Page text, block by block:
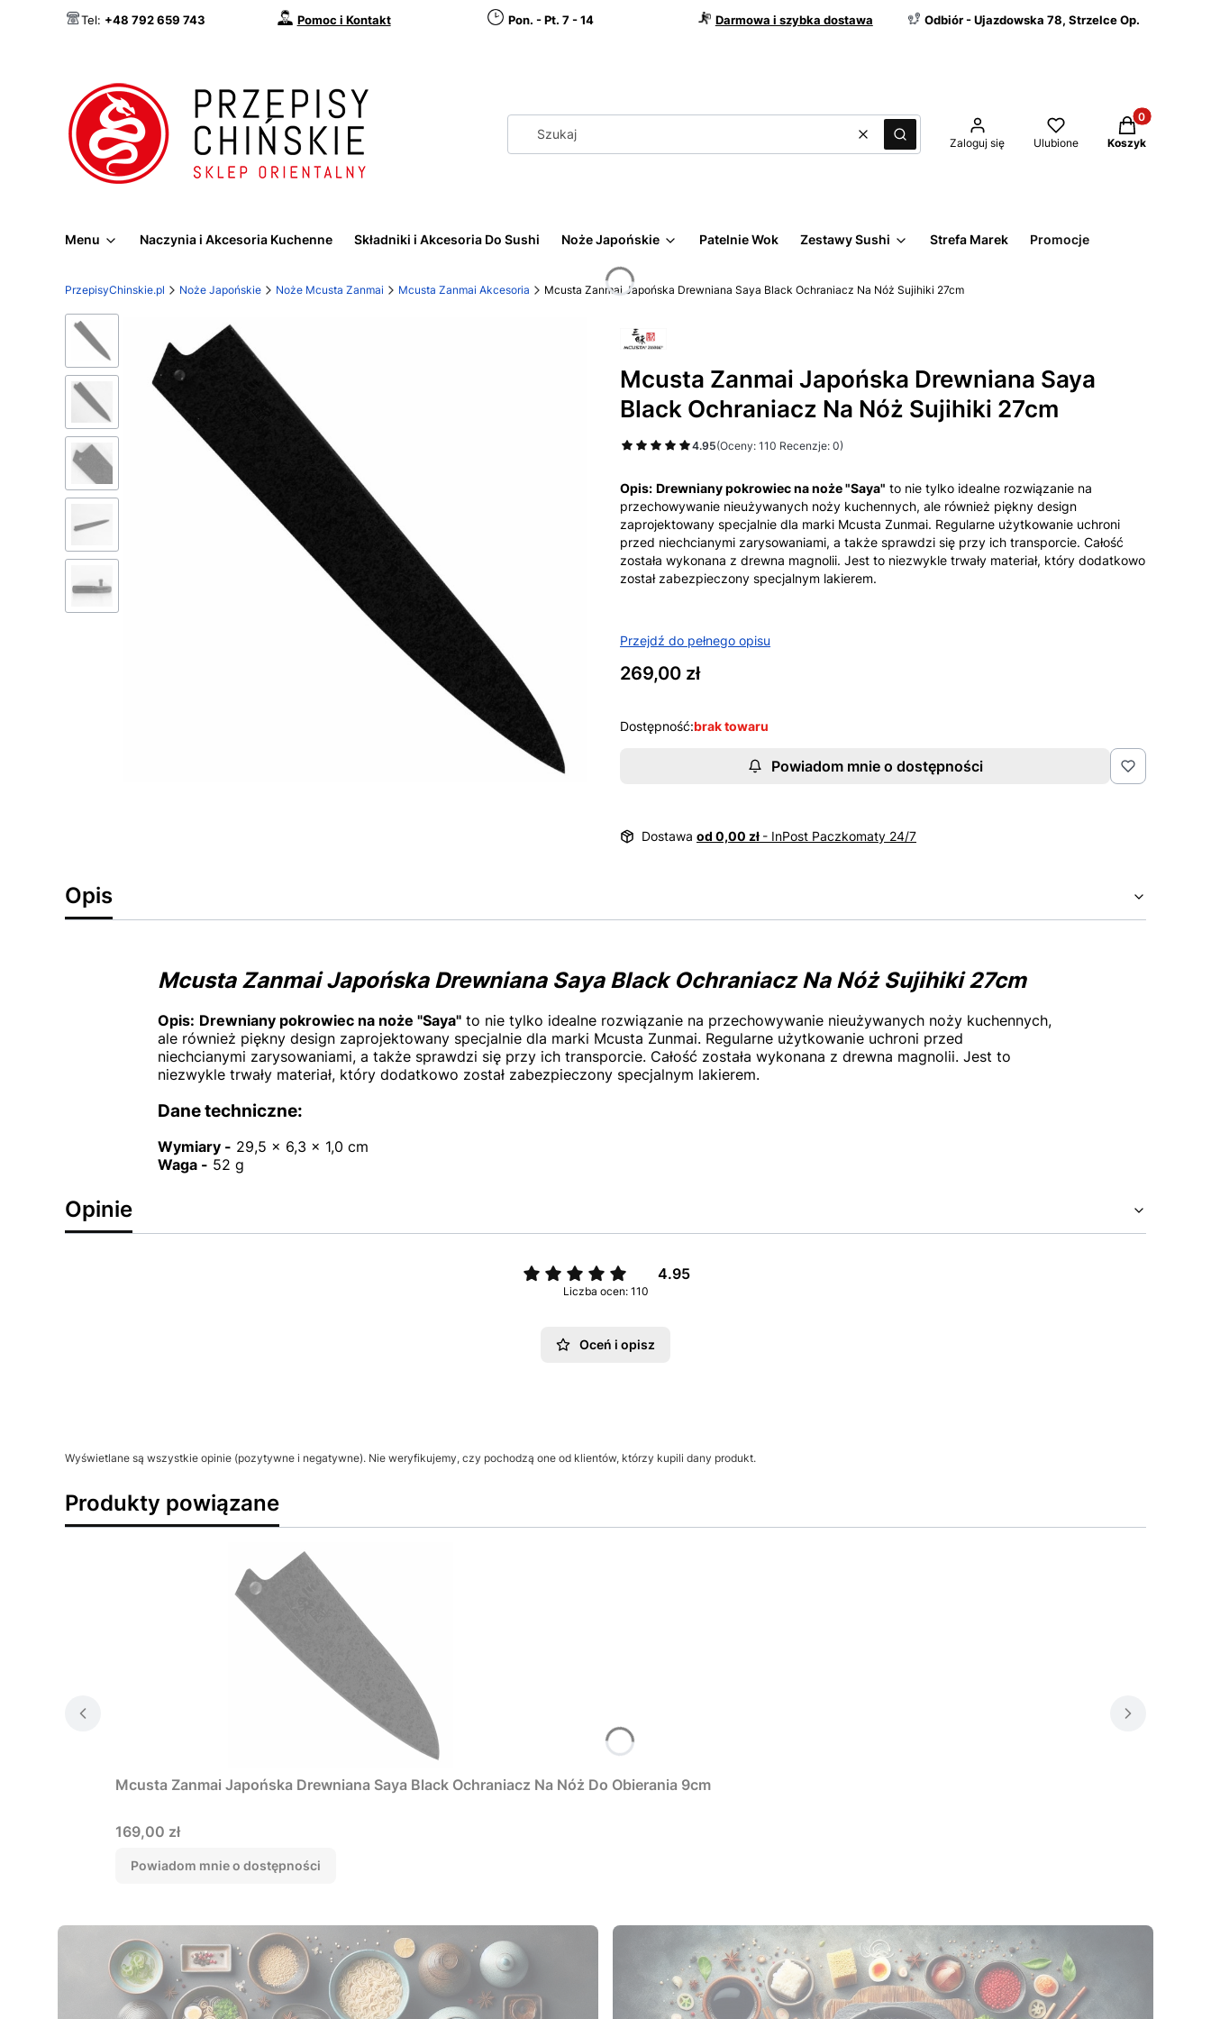
Tel: +48 792 659 743 Pomoc i Kontakt Pon. - Pt. 7 - 14 Darmowa i szybka dostawa Odbiór - Ujazdowska 78, Strzelce Op.
WyczyśćSzukaj Zaloguj się Ulubione
Produkty w
Koszyk
Menu Naczynia i Akcesoria Kuchenne Składniki i Akcesoria Do Sushi Noże Japońskie Patelnie Wok Zestawy Sushi Strefa Marek Promocje
PrzepisyChinskie.pl Noże Japońskie Noże Mcusta Zanmai Mcusta Zanmai Akcesoria Mcusta Zanmai Japońska Drewniana Saya Black Ochraniacz Na Nóż Sujihiki 27cm
Mcusta Zanmai Japońska Drewniana Saya
Black Ochraniacz Na Nóż Sujihiki 27cm
4.95(Oceny: 110 Recenzje: 0)
Opis: Drewniany pokrowiec na noże "Saya" to nie tylko idealne rozwiązanie na
przechowywanie nieużywanych noży kuchennych, ale również piękny design
zaprojektowany specjalnie dla marki Mcusta Zunmai. Regularne użytkowanie uchroni
przed niechcianymi zarysowaniami, a także sprawdzi się przy ich transporcie. Całość
została wykonana z drewna magnolii. Jest to niezwykle trwały materiał, który dodatkowo
został zabezpieczony specjalnym lakierem.
Przejdź do pełnego opisu
Cena
269,00 zł
Dostępność:brak towaru
Powiadom mnie o dostępności
Dostawa od 0,00 zł - InPost Paczkomaty 24/7
Opis
Mcusta Zanmai Japońska Drewniana Saya Black Ochraniacz Na Nóż Sujihiki 27cm
Opis: Drewniany pokrowiec na noże "Saya"to nie tylko idealne rozwiązanie na przechowywanie nieużywanych noży kuchennych,
ale również piękny design zaprojektowany specjalnie dla marki Mcusta Zunmai. Regularne użytkowanie uchroni przed
niechcianymi zarysowaniami, a także sprawdzi się przy ich transporcie. Całość została wykonana z drewna magnolii. Jest to
niezwykle trwały materiał, który dodatkowo został zabezpieczony specjalnym lakierem.
Dane techniczne:
Wymiary - 29,5 x 6,3 x 1,0 cm
Waga - 52 g
Opinie
4.95
Liczba ocen: 110
Oceń i opisz
Wyświetlane są wszystkie opinie (pozytywne i negatywne). Nie weryfikujemy, czy pochodzą one od klientów, którzy kupili dany produkt.
Produkty powiązane
Mcusta Zanmai Japońska Drewniana Saya Black Ochraniacz Na Nóż Do Obierania 9cm
Cena
169,00 zł
Powiadom mnie o dostępności